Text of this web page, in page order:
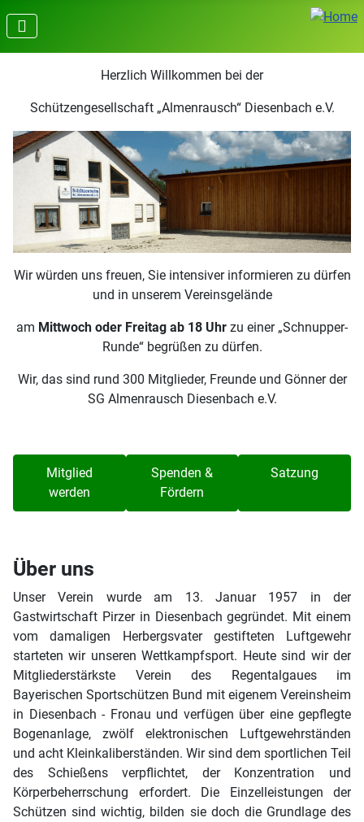
Herzlich Willkommen bei der
Schützengesellschaft „Almenrausch“ Diesenbach e.V.
Wir würden uns freuen, Sie intensiver informieren zu dürfen
und in unserem Vereinsgelände
am Mittwoch oder Freitag ab 18 Uhr zu einer „Schnupper-
Runde“ begrüßen zu dürfen.
Wir, das sind rund 300 Mitglieder, Freunde und Gönner der
SG Almenrausch Diesenbach e.V.
Mitglied
werden
Spenden &
Fördern
Satzung
Über uns
Unser Verein wurde am 13. Januar 1957 in der
Gastwirtschaft Pirzer in Diesenbach gegründet. Mit einem
vom damaligen Herbergsvater gestifteten Luftgewehr
starteten wir unseren Wettkampfsport. Heute sind wir der
Mitgliederstärkste Verein des Regentalgaues im
Bayerischen Sportschützen Bund mit eigenem Vereinsheim
in Diesenbach - Fronau und verfügen über eine gepflegte
Bogenanlage, zwölf elektronischen Luftgewehrständen
und acht Kleinkaliberständen. Wir sind dem sportlichen Teil
des Schießens verpflichtet, der Konzentration und
Körperbeherrschung erfordert. Die Einzelleistungen der
Schützen sind wichtig, bilden sie doch die Grundlage des